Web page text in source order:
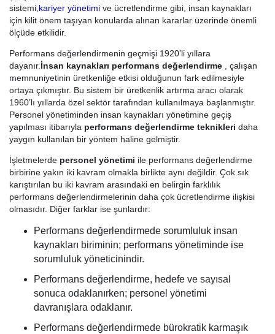
sistemi, kariyer yönetimi ve ücretlendirme gibi, insan kaynakları
için kilit önem taşıyan konularda alınan kararlar üzerinde önemli
ölçüde etkilidir.
Performans değerlendirmenin geçmişi 1920’li yıllara
dayanır. İnsan kaynakları performans değerlendirme , çalışan
memnuniyetinin üretkenliğe etkisi olduğunun fark edilmesiyle
ortaya çıkmıştır. Bu sistem bir üretkenlik artırma aracı olarak
1960’lı yıllarda özel sektör tarafından kullanılmaya başlanmıştır.
Personel yönetiminden insan kaynakları yönetimine geçiş
yapılması itibarıyla performans değerlendirme teknikleri daha
yaygın kullanılan bir yöntem haline gelmiştir.
İşletmelerde personel yönetimi ile performans değerlendirme
birbirine yakın iki kavram olmakla birlikte aynı değildir. Çok sık
karıştırılan bu iki kavram arasındaki en belirgin farklılık
performans değerlendirmelerinin daha çok ücretlendirme ilişkisi
olmasıdır. Diğer farklar ise şunlardır:
Performans değerlendirmede sorumluluk insan
kaynakları biriminin; performans yönetiminde ise
sorumluluk yöneticinindir.
Performans değerlendirme, hedefe ve sayısal
sonuca odaklanırken; personel yönetimi
davranışlara odaklanır.
Performans değerlendirmede bürokratik karmaşık